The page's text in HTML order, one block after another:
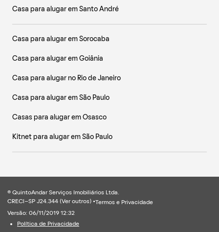
Casa para alugar em Santo André
Casa para alugar em Sorocaba
Casa para alugar em Goiânia
Casa para alugar no Rio de Janeiro
Casa para alugar em São Paulo
Casas para alugar em Osasco
Kitnet para alugar em São Paulo
® QuintoAndar Serviços Imobiliários Ltda.
CRECI-SP J24.344 (Ver outros ) • Termos e Privacidade
Versão: 06/11/2019 12:32
Política de Privacidade